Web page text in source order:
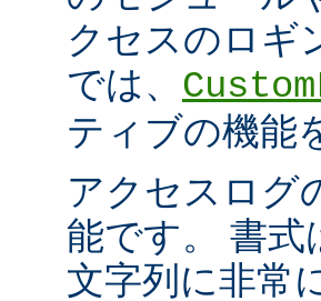
クセスのロギ
では、
ティブの機能
アクセスログ
能です。 書式
文字列に非常